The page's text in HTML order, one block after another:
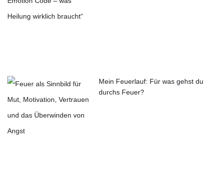
Mein Feuerlauf: Für was gehst du
durchs Feuer?